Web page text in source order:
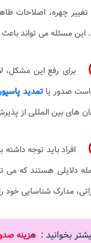
تغییر چهره، اصلاحات
این مسئله می تواند باعث
برای رفع این
صدور یاتمدید
های بین المللی از
افراد باید توجه
دلایلی هستند که می
مدارک شناسایی خود
بخوانید : هزینه